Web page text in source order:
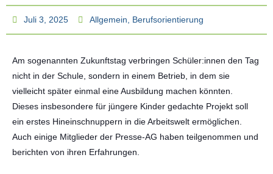
Juli 3, 2025 Allgemein Berufsorientierung
Am sogenannten Zukunftstag verbringen Schüler:innen den Tag
nicht in der Schule, sondern in einem Betrieb, in dem sie
vielleicht später einmal eine Ausbildung machen könnten.
Dieses insbesondere für jüngere Kinder gedachte Projekt soll
ein erstes Hineinschnuppern in die Arbeitswelt ermöglichen.
Auch einige Mitglieder der Presse-AG haben teilgenommen und
berichten von ihren Erfahrungen.